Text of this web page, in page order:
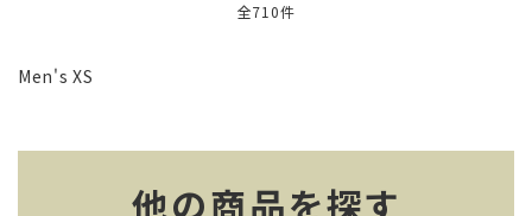
全710件
Men's XS
他の商品を探す